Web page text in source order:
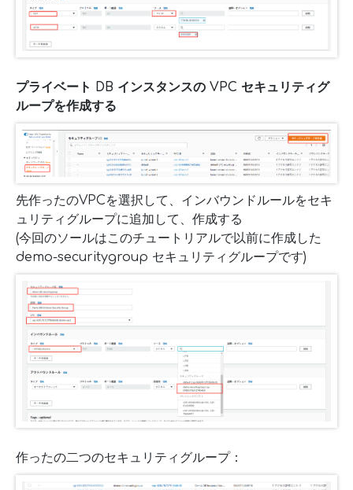
プライベート DB インスタンスの VPC セキュリティグ
ループを作成する
先作ったのVPCを選択して、インバウンドルールをセキ
ュリティグループに追加して、作成する
(今回のソールはこのチュートリアルで以前に作成した
demo-securitygroup セキュリティグループです)
作ったの二つのセキュリティグループ：